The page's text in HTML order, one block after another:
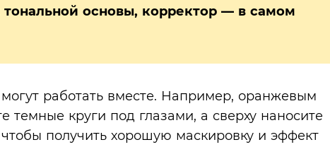
тональной основы, корректор — в самом
могут работать вместе. Например, оранжевым
темные круги под глазами, а сверху наносите
получить хорошую маскировку и эффект